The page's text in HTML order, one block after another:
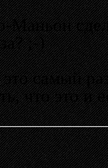
Маньон
;-)
самый
что это и